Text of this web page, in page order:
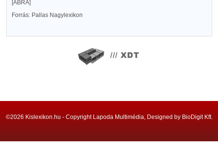
[ÁBRA]
Forrás: Pallas Nagylexikon
©2026 Kislexikon.hu - Copyright Lapoda Multimédia, Designed by BioDigit Kft.